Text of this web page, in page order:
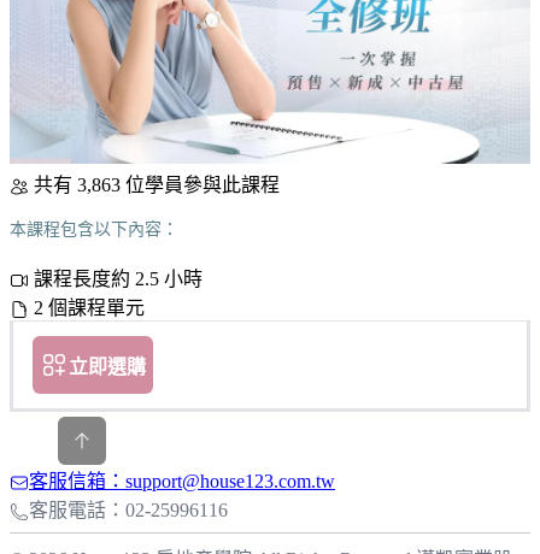
共有 3,863 位學員參與此課程
本課程包含以下內容：
課程長度約 2.5 小時
2 個課程單元
立即選購
客服信箱：support@house123.com.tw
客服電話：02-25996116